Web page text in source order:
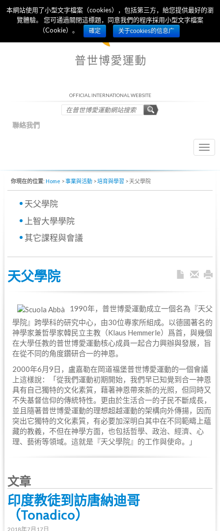
OFFICIAL INTERNATIONAL WEBSITE
聯絡我們
你現在的位置: Home >事業與活動 >培育與學習 >天父學院
天父學院
上智大學學院
其它課程與會議
天父學院
1990年，普世博愛運動成立一個名為『天父
學院』跨學科的研究中心，由30位專家所組成。以德國著名的
神學家兼哲學家韓民立主教（Klaus Hemmerle）爲首，與幾個
在大學任教的普世博愛運動核心成員一起合力興辦與發展，旨
在從不同的角度鑽研合一的神恩。
2000年6月9日，盧嘉勒在岡道福堡普世博愛運動的一個會議
上這樣說：「從我們運動初期開始，我們早已知覺到合一神恩
具有自己獨特的文化素質，藉著神恩帶來新的光照，但同時又
不失基督信仰的傳統特性。更由於生活合一的子民不斷成長，
並且隨著普世博愛運動的理想超越運動的架構向外傳揚，因而
突出它獨特的文化素質，有必要加深明白其中在不同範疇上蘊
藏的教義，不但在神學方面，也包括哲學、政治、經濟、心
理、藝術等領域。這就是『天父學院』的工作與使命。」
文章
印度教徒到訪唐納迪哥
（Tonadico）
2018年7月17日
本網站使用了小型文字檔案（cookies），包括第三方，給您提供最好的瀏
覽體驗。 您可通過關閉這標題，同意我們的程序採用小型文字檔案
（Cookie）。
確定 关于cookies的信息广